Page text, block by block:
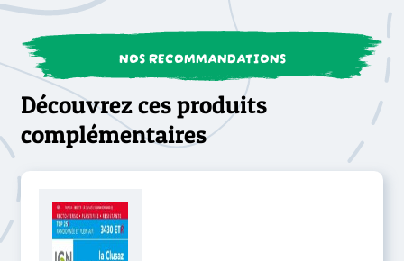
NOS RECOMMANDATIONS
Découvrez ces produits
complémentaires